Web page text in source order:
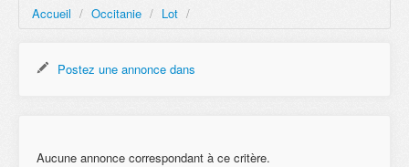
Accueil / Occitanie / Lot /
Postez une annonce dans
Aucune annonce correspondant à ce critère.